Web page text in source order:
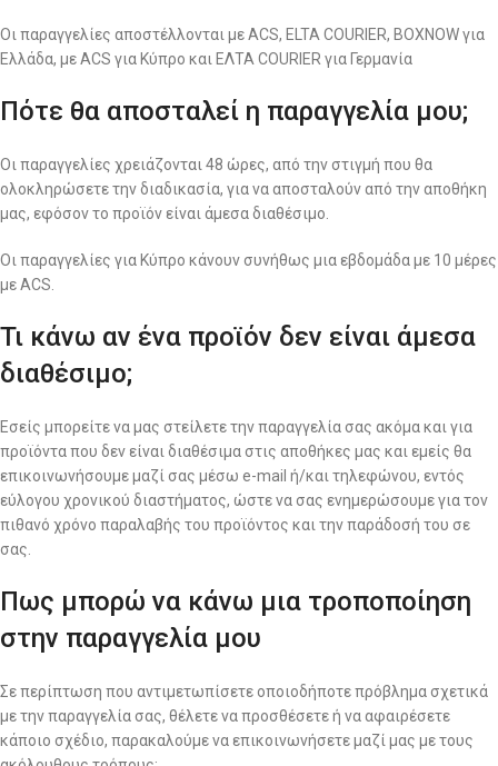
Οι παραγγελίες αποστέλλονται με ACS, ELTA COURIER, BOXNOW για
Ελλάδα, με ACS για Κύπρο και ΕΛΤΑ COURIER για Γερμανία
Πότε θα αποσταλεί η παραγγελία μου;
Οι παραγγελίες χρειάζονται 48 ώρες, από την στιγμή που θα
ολοκληρώσετε την διαδικασία, για να αποσταλούν από την αποθήκη
μας, εφόσον το προϊόν είναι άμεσα διαθέσιμο.
Οι παραγγελίες για Κύπρο κάνουν συνήθως μια εβδομάδα με 10 μέρες
με ACS.
Τι κάνω αν ένα προϊόν δεν είναι άμεσα
διαθέσιμο;
Εσείς μπορείτε να μας στείλετε την παραγγελία σας ακόμα και για
προϊόντα που δεν είναι διαθέσιμα στις αποθήκες μας και εμείς θα
επικοινωνήσουμε μαζί σας μέσω e-mail ή/και τηλεφώνου, εντός
εύλογου χρονικού διαστήματος, ώστε να σας ενημερώσουμε για τον
πιθανό χρόνο παραλαβής του προϊόντος και την παράδοσή του σε
σας.
Πως μπορώ να κάνω μια τροποποίηση
στην παραγγελία μου
Σε περίπτωση που αντιμετωπίσετε οποιοδήποτε πρόβλημα σχετικά
με την παραγγελία σας, θέλετε να προσθέσετε ή να αφαιρέσετε
κάποιο σχέδιο, παρακαλούμε να επικοινωνήσετε μαζί μας με τους